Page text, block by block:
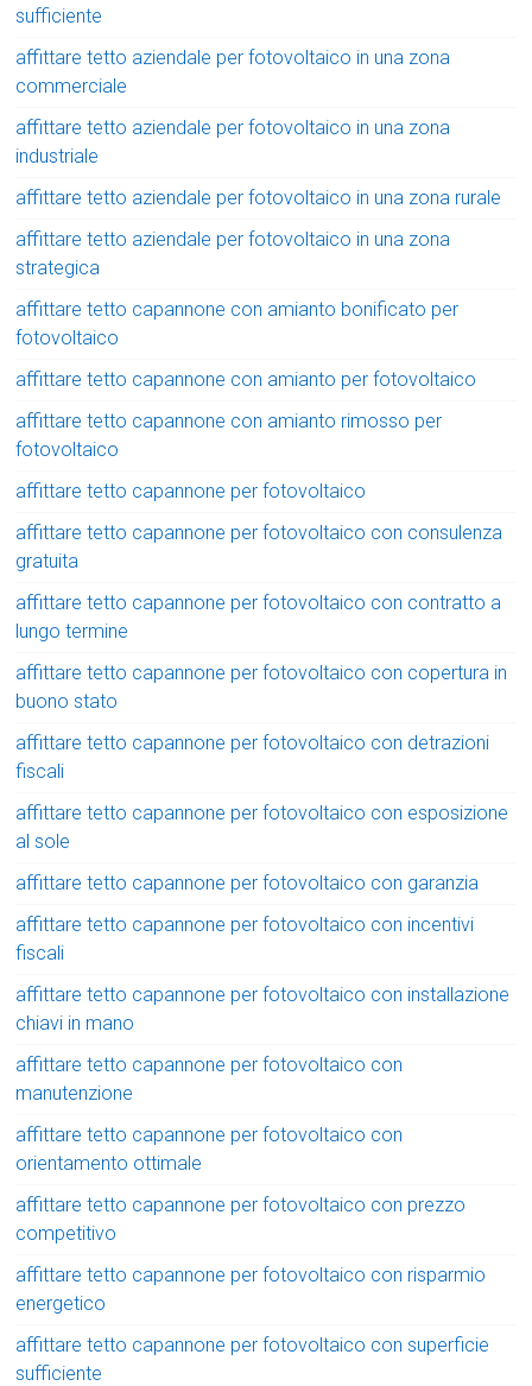
sufficiente
affittare tetto aziendale per fotovoltaico in una zona
commerciale
affittare tetto aziendale per fotovoltaico in una zona
industriale
affittare tetto aziendale per fotovoltaico in una zona rurale
affittare tetto aziendale per fotovoltaico in una zona
strategica
affittare tetto capannone con amianto bonificato per
fotovoltaico
affittare tetto capannone con amianto per fotovoltaico
affittare tetto capannone con amianto rimosso per
fotovoltaico
affittare tetto capannone per fotovoltaico
affittare tetto capannone per fotovoltaico con consulenza
gratuita
affittare tetto capannone per fotovoltaico con contratto a
lungo termine
affittare tetto capannone per fotovoltaico con copertura in
buono stato
affittare tetto capannone per fotovoltaico con detrazioni
fiscali
affittare tetto capannone per fotovoltaico con esposizione
al sole
affittare tetto capannone per fotovoltaico con garanzia
affittare tetto capannone per fotovoltaico con incentivi
fiscali
affittare tetto capannone per fotovoltaico con installazione
chiavi in mano
affittare tetto capannone per fotovoltaico con
manutenzione
affittare tetto capannone per fotovoltaico con
orientamento ottimale
affittare tetto capannone per fotovoltaico con prezzo
competitivo
affittare tetto capannone per fotovoltaico con risparmio
energetico
affittare tetto capannone per fotovoltaico con superficie
sufficiente